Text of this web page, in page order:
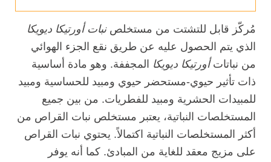
مُركّز قابل للتشتت من مستخلصنبات أورتيكا ديويكا
الذي يتم الحصول عليه عن طريق نقع الجزء الهوائي
من نباتاتأورتيكا ديويكا المجففة. وهو مادة أساسية
ذات تأثير حيوي-مستحضر حيوي ومبيد للحساسية ومبيد
للمبيدات الحشرية ومبيد للفطريات. من بين جميع
المستخلصات النباتية، يعتبر مستخلص نبات القراص من
أكثر المستخلصات النباتية اكتمالاً. يحتوي نبات القراص
على مزيج معقد للغاية من المبادئ. كما أنه يوفر